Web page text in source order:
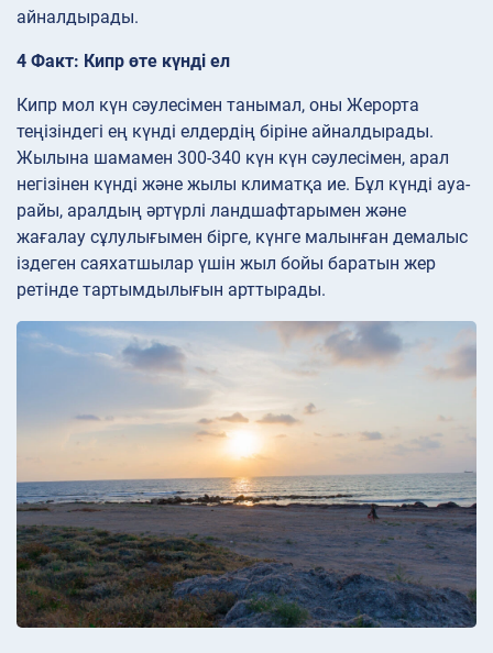
айналдырады.
4 Факт: Кипр өте күнді ел
Кипр мол күн сәулесімен танымал, оны Жерорта
теңізіндегі ең күнді елдердің біріне айналдырады.
Жылына шамамен 300-340 күн күн сәулесімен, арал
негізінен күнді және жылы климатқа ие. Бұл күнді ауа-
райы, аралдың әртүрлі ландшафтарымен және
жағалау сұлулығымен бірге, күнге малынған демалыс
іздеген саяхатшылар үшін жыл бойы баратын жер
ретінде тартымдылығын арттырады.